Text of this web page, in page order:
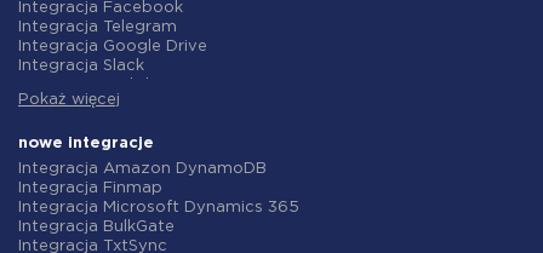
Integracja Facebook
Integracja Telegram
Integracja Google Drive
Integracja Slack
Integracja Gmail
Integracja ClickUp
Integracja Airtable
Integracja Google Contacts
Integracja OpenAI (ChatGPT)
Integracja Instagram
Integracja ActiveCampaign
Pokaż więcej
nowe integracje
Integracja Amazon DynamoDB
Integracja Finmap
Integracja Microsoft Dynamics 365
Integracja BulkGate
Integracja TxtSync